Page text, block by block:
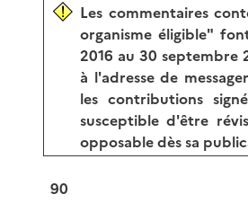
Les commentaires
organisme éligible"
2016 au 30 septembre
à l'adresse de
les contributions
susceptible d'être
opposable dès sa
90